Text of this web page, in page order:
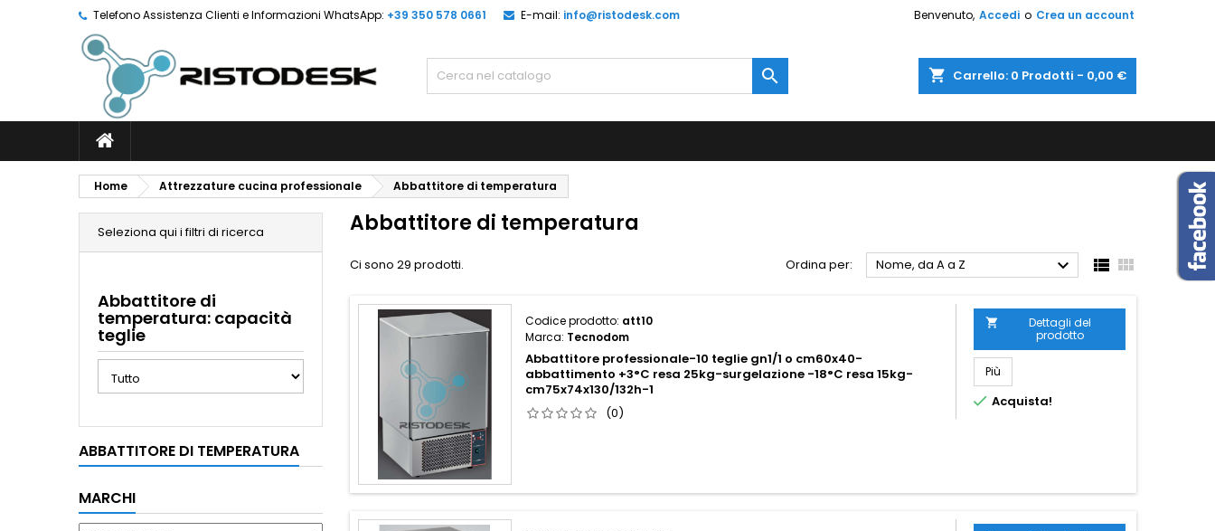
Telefono Assistenza Clienti e Informazioni WhatsApp: +39 350 578 0661 E-mail: info@ristodesk.com Benvenuto, Accedi o Crea un account
shopping_cart Carrello: 0 Prodotti - 0,00 €

Home Attrezzature cucina professionale Abbattitore di temperatura
Seleziona qui i filtri di ricerca
Abbattitore di
temperatura: capacità
teglie
ABBATTITORE DI TEMPERATURA
MARCHI
Abbattitore di temperatura
Ci sono 29 prodotti. Ordina per: Nome, da A a Z   
Codice prodotto: att10
Marca: Tecnodom
Abbattitore professionale-10 teglie gn1/1 o cm60x40-
abbattimento +3°C resa 25kg-surgelazione -18°C resa 15kg-
cm75x74x130/132h-1
(0)

Dettagli del
prodotto
Più
 Acquista!